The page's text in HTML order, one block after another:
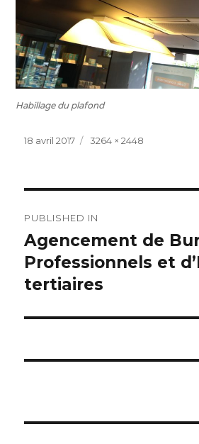
Habillage du plafond
Posted
18 avril 2017
Full
3264 × 2448
de
l’article
PUBLISHED IN
Agencement de
Professionnels et
tertiaires